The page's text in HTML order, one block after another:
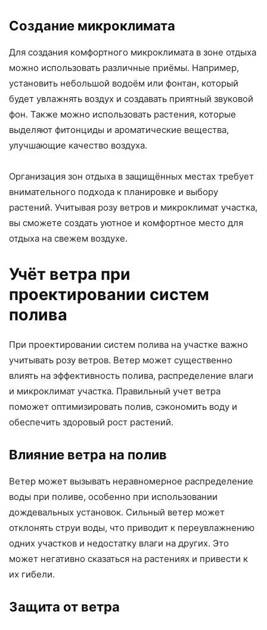
Создание микроклимата
Для создания комфортного микроклимата в зоне отдыха
можно использовать различные приёмы. Например,
установить небольшой водоём или фонтан, который
будет увлажнять воздух и создавать приятный звуковой
фон. Также можно использовать растения, которые
выделяют фитонциды и ароматические вещества,
улучшающие качество воздуха.
Организация зон отдыха в защищённых местах требует
внимательного подхода к планировке и выбору
растений. Учитывая розу ветров и микроклимат участка,
вы сможете создать уютное и комфортное место для
отдыха на свежем воздухе.
Учёт ветра при
проектировании систем
полива
При проектировании систем полива на участке важно
учитывать розу ветров. Ветер может существенно
влиять на эффективность полива, распределение влаги
и микроклимат участка. Правильный учет ветра
поможет оптимизировать полив, сэкономить воду и
обеспечить здоровый рост растений.
Влияние ветра на полив
Ветер может вызывать неравномерное распределение
воды при поливе, особенно при использовании
дождевальных установок. Сильный ветер может
отклонять струи воды, что приводит к переувлажнению
одних участков и недостатку влаги на других. Это
может негативно сказаться на растениях и привести к
их гибели.
Защита от ветра